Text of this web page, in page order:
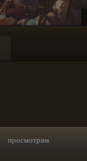
просмотрам